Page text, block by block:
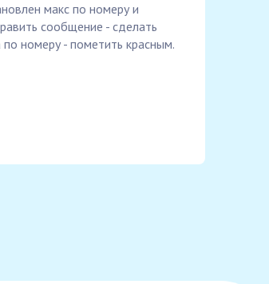
макс по номеру и
сообщение - сделать
номеру - пометить красным.